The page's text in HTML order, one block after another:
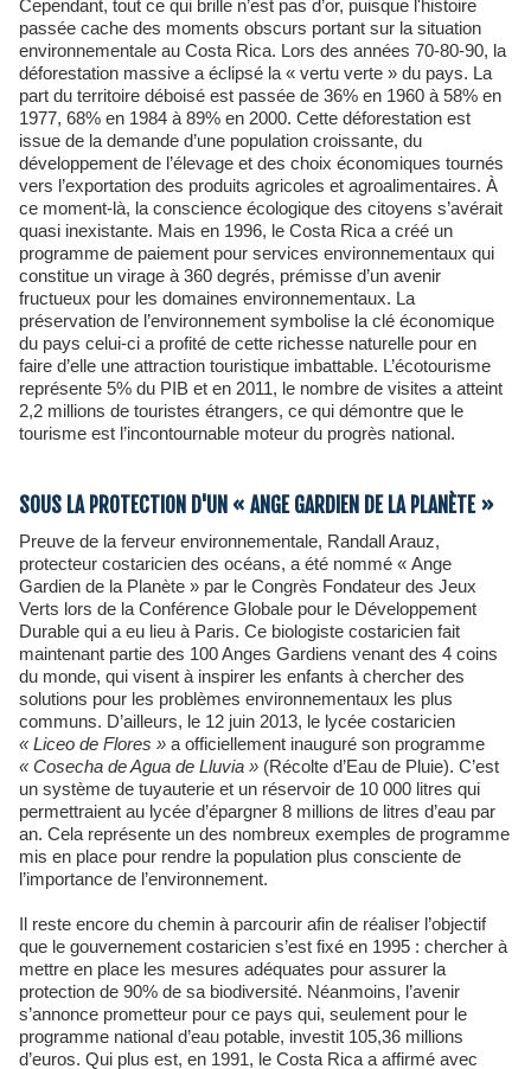
Cependant, tout ce qui brille n’est pas d’or, puisque l'histoire
passée cache des moments obscurs portant sur la situation
environnementale au Costa Rica. Lors des années 70-80-90, la
déforestation massive a éclipsé la « vertu verte » du pays. La
part du territoire déboisé est passée de 36% en 1960 à 58% en
1977, 68% en 1984 à 89% en 2000. Cette déforestation est
issue de la demande d’une population croissante, du
développement de l’élevage et des choix économiques tournés
vers l’exportation des produits agricoles et agroalimentaires. À
ce moment-là, la conscience écologique des citoyens s’avérait
quasi inexistante. Mais en 1996, le Costa Rica a créé un
programme de paiement pour services environnementaux qui
constitue un virage à 360 degrés, prémisse d’un avenir
fructueux pour les domaines environnementaux. La
préservation de l’environnement symbolise la clé économique
du pays celui-ci a profité de cette richesse naturelle pour en
faire d’elle une attraction touristique imbattable. L’écotourisme
représente 5% du PIB et en 2011, le nombre de visites a atteint
2,2 millions de touristes étrangers, ce qui démontre que le
tourisme est l’incontournable moteur du progrès national.
SOUS LA PROTECTION D'UN « ANGE GARDIEN DE LA PLANÈTE »
Preuve de la ferveur environnementale, Randall Arauz,
protecteur costaricien des océans, a été nommé « Ange
Gardien de la Planète » par le Congrès Fondateur des Jeux
Verts lors de la Conférence Globale pour le Développement
Durable qui a eu lieu à Paris. Ce biologiste costaricien fait
maintenant partie des 100 Anges Gardiens venant des 4 coins
du monde, qui visent à inspirer les enfants à chercher des
solutions pour les problèmes environnementaux les plus
communs. D’ailleurs, le 12 juin 2013, le lycée costaricien
« Liceo de Flores » a officiellement inauguré son programme
« Cosecha de Agua de Lluvia » (Récolte d’Eau de Pluie). C’est
un système de tuyauterie et un réservoir de 10 000 litres qui
permettraient au lycée d’épargner 8 millions de litres d’eau par
an. Cela représente un des nombreux exemples de programme
mis en place pour rendre la population plus consciente de
l’importance de l’environnement.
Il reste encore du chemin à parcourir afin de réaliser l’objectif
que le gouvernement costaricien s’est fixé en 1995 : chercher à
mettre en place les mesures adéquates pour assurer la
protection de 90% de sa biodiversité. Néanmoins, l’avenir
s’annonce prometteur pour ce pays qui, seulement pour le
programme national d’eau potable, investit 105,36 millions
d’euros. Qui plus est, en 1991, le Costa Rica a affirmé avec